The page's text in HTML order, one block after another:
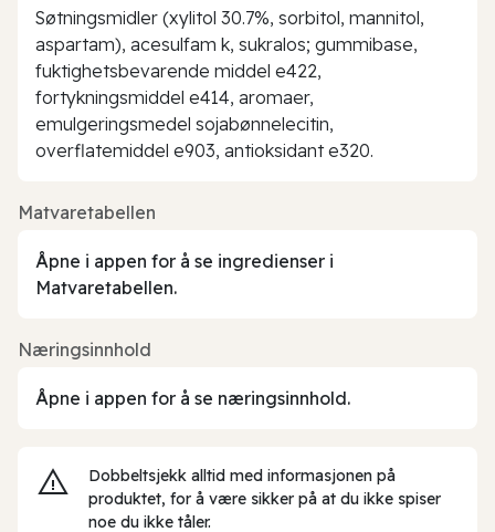
Søtningsmidler (xylitol 30.7%, sorbitol, mannitol,
aspartam), acesulfam k, sukralos; gummibase,
fuktighetsbevarende middel e422,
fortykningsmiddel e414, aromaer,
emulgeringsmedel sojabønnelecitin,
overflatemiddel e903, antioksidant e320.
Matvaretabellen
Åpne i appen for å se ingredienser i
Matvaretabellen.
Næringsinnhold
Åpne i appen for å se næringsinnhold.
Dobbeltsjekk alltid med informasjonen på
produktet, for å være sikker på at du ikke spiser
noe du ikke tåler.